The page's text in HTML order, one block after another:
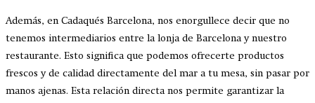
Además, en Cadaqués Barcelona, nos enorgullece decir que no
tenemos intermediarios entre la lonja de Barcelona y nuestro
restaurante. Esto significa que podemos ofrecerte productos
frescos y de calidad directamente del mar a tu mesa, sin pasar por
manos ajenas. Esta relación directa nos permite garantizar la